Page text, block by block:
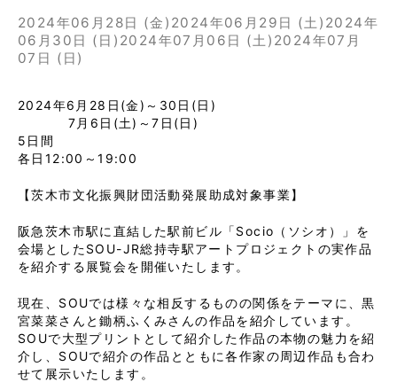
2024年06月28日 (金) 2024年06月29日 (土) 2024年
06月30日 (日) 2024年07月06日 (土) 2024年07月
07日 (日)
2024年6月28日(金)～30日(日)
7月6日(土)～7日(日)
5日間
各日12:00～19:00
【茨木市文化振興財団活動発展助成対象事業】
阪急茨木市駅に直結した駅前ビル「Socio（ソシオ）」を
会場としたSOU-JR総持寺駅アートプロジェクトの実作品
を紹介する展覧会を開催いたします。
現在、SOUでは様々な相反するものの関係をテーマに、黒
宮菜菜さんと鋤柄ふくみさんの作品を紹介しています。
SOUで大型プリントとして紹介した作品の本物の魅力を紹
介し、SOUで紹介の作品とともに各作家の周辺作品も合わ
せて展示いたします。